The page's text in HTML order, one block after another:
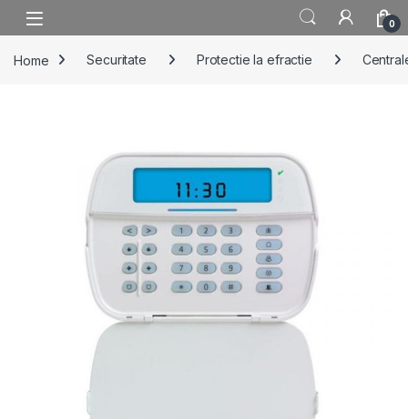
Skip to navigation
Skip to content
0
Home Securitate Protectie la efractie